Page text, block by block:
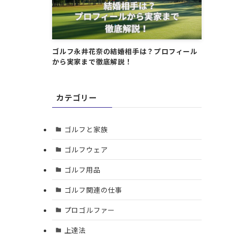
ゴルフ永井花奈の結婚相手は？プロフィール
から実家まで徹底解説！
カテゴリー
ゴルフと家族
ゴルフウェア
ゴルフ用品
ゴルフ関連の仕事
プロゴルファー
上達法